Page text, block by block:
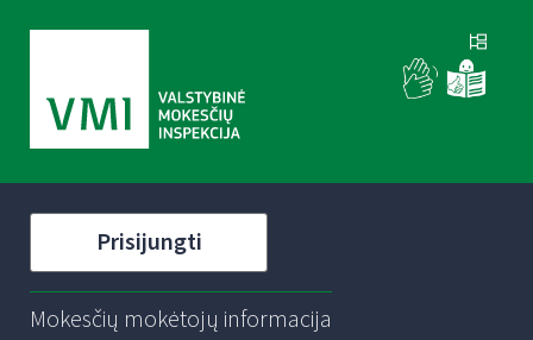
Prisijungti
Mokesčių mokėtojų informacija